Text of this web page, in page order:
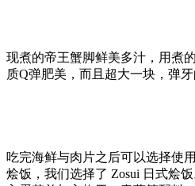
现煮的帝王蟹脚鲜美多汁，用煮
质Q弹肥美，而且超大一块，弹
吃完海鲜与肉片之后可以选择使
烩饭，我们选择了 ‪Zosui 日式烩